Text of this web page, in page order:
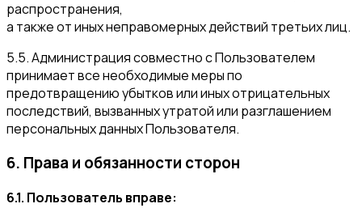
распространения,
а также от иных неправомерных действий третьих лиц.
5.5. Администрация совместно с Пользователем
принимает все необходимые меры по
предотвращению убытков или иных отрицательных
последствий, вызванных утратой или разглашением
персональных данных Пользователя.
6. Права и обязанности сторон
6.1. Пользователь вправе: